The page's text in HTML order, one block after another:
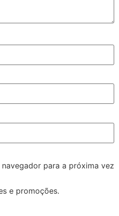
para a próxima vez
e promoções.